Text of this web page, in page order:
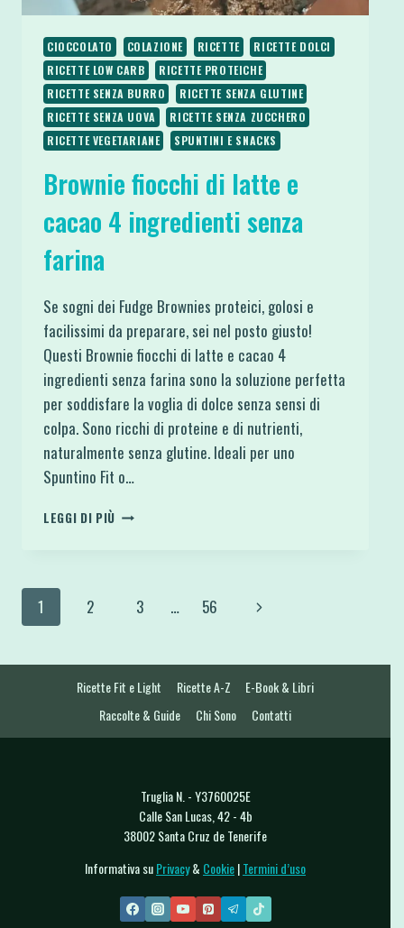
CIOCCOLATO COLAZIONE RICETTE
RICETTE DOLCI
RICETTE LOW CARB
RICETTE PROTEICHE
RICETTE SENZA BURRO
RICETTE SENZA GLUTINE
RICETTE SENZA UOVA
RICETTE SENZA ZUCCHERO
RICETTE VEGETARIANE
SPUNTINI E SNACKS
Brownie fiocchi di latte e
cacao 4 ingredienti senza
farina
Se sogni dei Fudge Brownies proteici, golosi e
facilissimi da preparare, sei nel posto giusto!
Questi Brownie fiocchi di latte e cacao 4
ingredienti senza farina sono la soluzione perfetta
per soddisfare la voglia di dolce senza sensi di
colpa. Sono ricchi di proteine e di nutrienti,
naturalmente senza glutine. Ideali per uno
Spuntino Fit o…
LEGGI DI PIÙ BROWNIE
CACAO
SENZA
FARINA
Navigazione
1 2 3 … 56
Pagina
Ricette Fit e Light Ricette A-Z
E-Book & Libri
Raccolte & Guide
Chi Sono Contatti
Truglia N. - Y3760025E
Calle San Lucas, 42 - 4b
38002 Santa Cruz de Tenerife
Informativa suPrivacy& Cookie|Termini d’uso